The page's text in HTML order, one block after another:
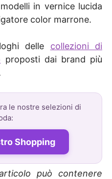
in vernice lucida
color marrone.
delle collezioni di
proposti dai brand più
le nostre selezioni di
Shopping
può contenere